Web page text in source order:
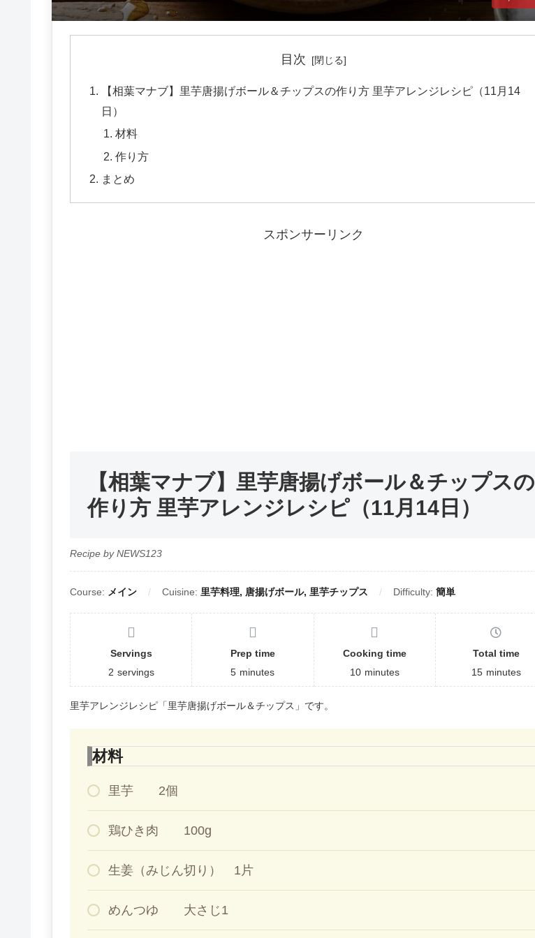
目次
【相葉マナブ】里芋唐揚げボール＆チップスの作り方 里芋アレンジレシピ（11月14
日）
材料
作り方
まとめ
スポンサーリンク
【相葉マナブ】里芋唐揚げボール＆チップスの
作り方 里芋アレンジレシピ（11月14日）
Recipe by NEWS123
Course: メイン Cuisine: 里芋料理, 唐揚げボール, 里芋チップス Difficulty: 簡単
Servings
2 servings
Prep time
5 minutes
Cooking time
10 minutes
Total time
15 minutes
里芋アレンジレシピ「里芋唐揚げボール＆チップス」です。
材料
里芋 2個
鶏ひき肉 100g
生姜（みじん切り） 1片
めんつゆ 大さじ1